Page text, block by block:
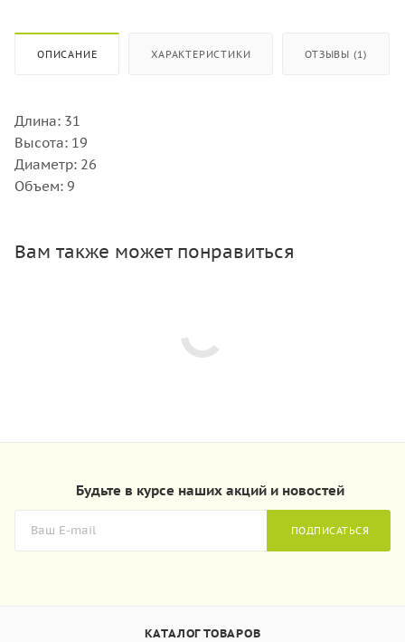
ОПИСАНИЕ ХАРАКТЕРИСТИКИ ОТЗЫВЫ (1)
Длина: 31
Высота: 19
Диаметр: 26
Объем: 9
Вам также может понравиться
Будьте в курсе наших акций и новостей
ПОДПИСАТЬСЯ
КАТАЛОГ ТОВАРОВ